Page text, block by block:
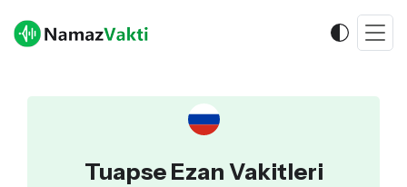
Tuapse Ezan Vakitleri